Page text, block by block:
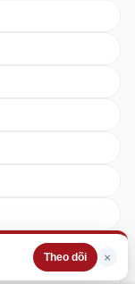
Theo dõi ×